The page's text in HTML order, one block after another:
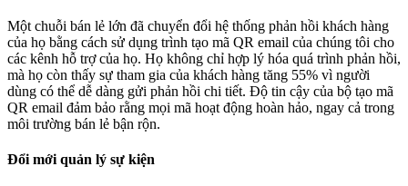
Một chuỗi bán lẻ lớn đã chuyển đổi hệ thống phản hồi khách hàng
của họ bằng cách sử dụng trình tạo mã QR email của chúng tôi cho
các kênh hỗ trợ của họ. Họ không chỉ hợp lý hóa quá trình phản hồi,
mà họ còn thấy sự tham gia của khách hàng tăng 55% vì người
dùng có thể dễ dàng gửi phản hồi chi tiết. Độ tin cậy của bộ tạo mã
QR email đảm bảo rằng mọi mã hoạt động hoàn hảo, ngay cả trong
môi trường bán lẻ bận rộn.
Đổi mới quản lý sự kiện